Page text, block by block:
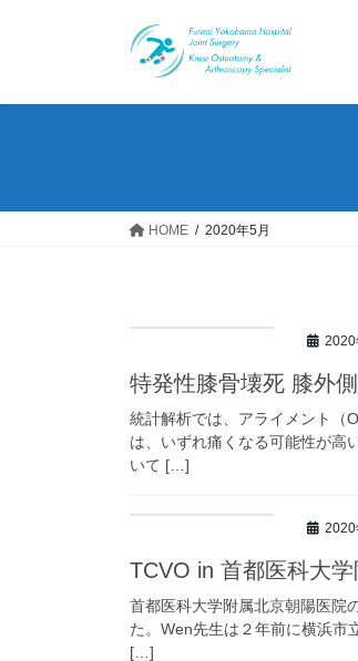
HOME 2020年5月
2020
特発性膝骨壊死 膝外
統計解析では、アライメント
は、いずれ痛くなる可能性が高
いて […]
2020
TCVO in 首都医科大
首都医科大学附属北京朝陽医院
た。Wen先生は２年前に横浜市
[…]